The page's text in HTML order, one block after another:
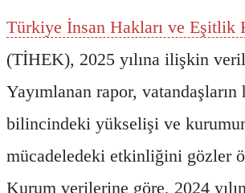
Türkiye İnsan Hakları ve Eşitlik
(TİHEK), 2025 yılına ilişkin
Yayımlanan rapor, vatandaşların
bilincindeki yükselişi ve kurumun
mücadeledeki etkinliğini gözler
Kurum verilerine göre, 2024